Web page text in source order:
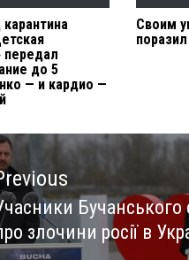
до 5
— и кардио —
Своим
Бучанського
злочини росії в